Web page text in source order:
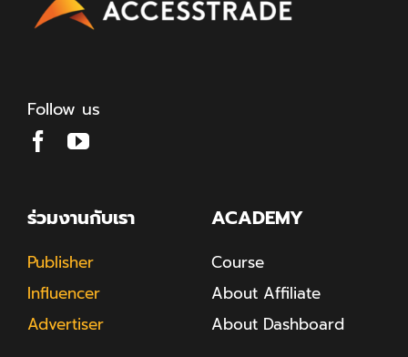
Follow us
ร่วมงานกับเรา
Publisher
Influencer
Advertiser
ACADEMY
Course
About Affiliate
About Dashboard